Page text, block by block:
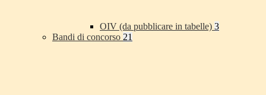
OIV (da pubblicare in tabelle) 3
Bandi di concorso 21